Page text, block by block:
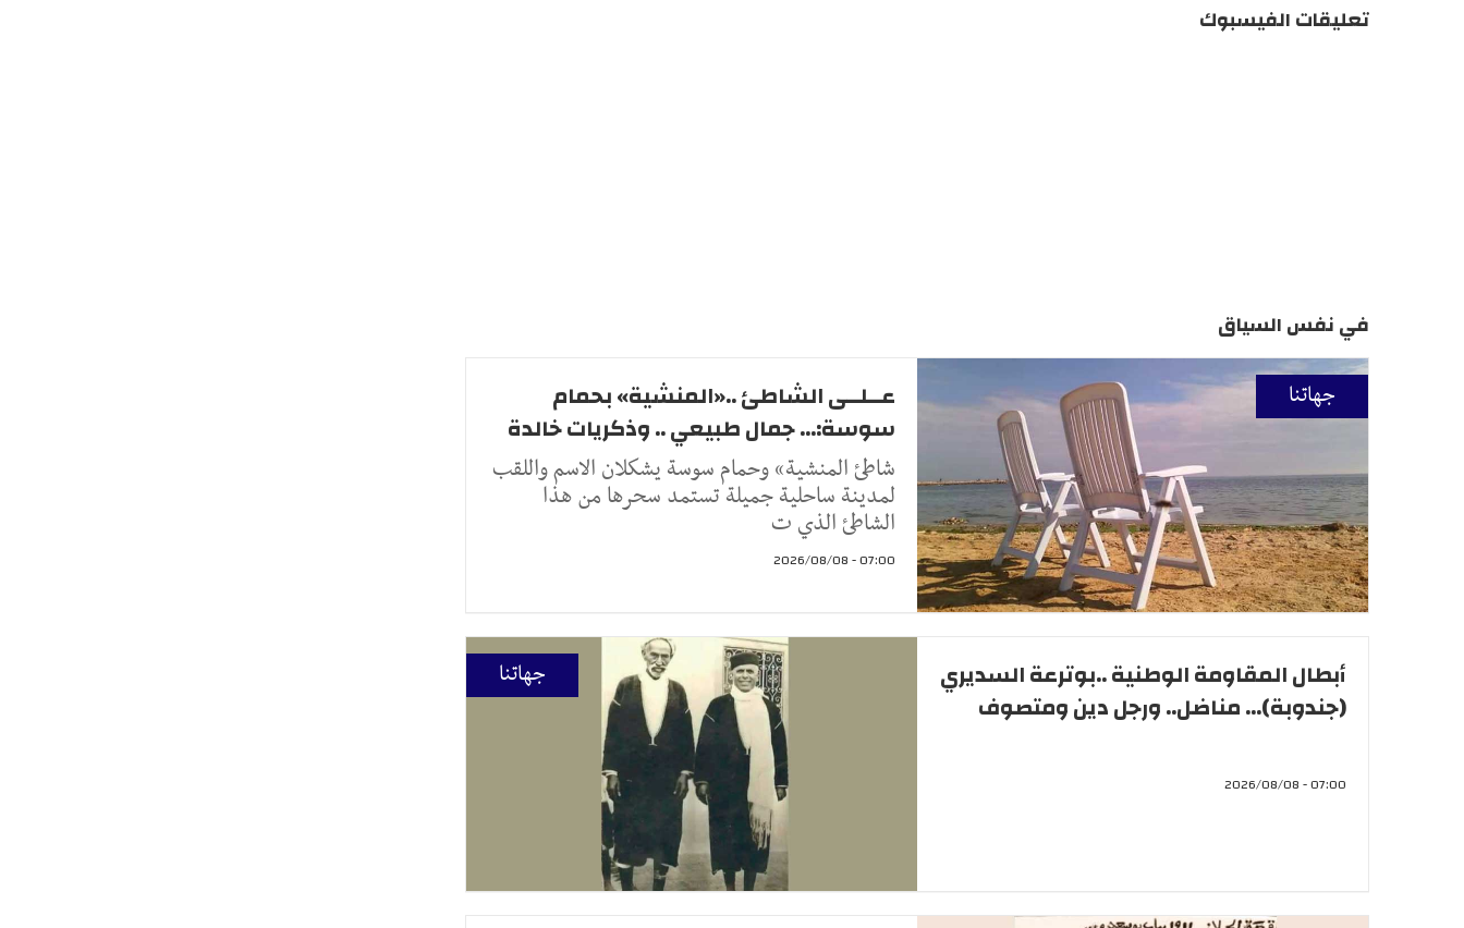
تعليقات الفيسبوك
في نفس السياق
جهاتنا
عــلــى الشاطئ ..«المنشية» بحمام
سوسة:... جمال طبيعي .. وذكريات خالدة
شاطئ المنشية» وحمام سوسة يشكلان الاسم واللقب
لمدينة ساحلية جميلة تستمد سحرها من هذا
الشاطئ الذي ت
07:00 - 2026/08/08
جهاتنا
أبطال المقاومة الوطنية ..بوترعة السديري
(جندوبة)... مناضل.. ورجل دين ومتصوف
07:00 - 2026/08/08